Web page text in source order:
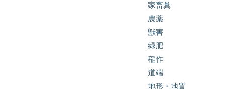
家畜糞
農薬
獣害
緑肥
稲作
道端
地形・地質